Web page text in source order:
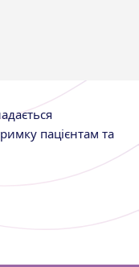
пацієнтам та